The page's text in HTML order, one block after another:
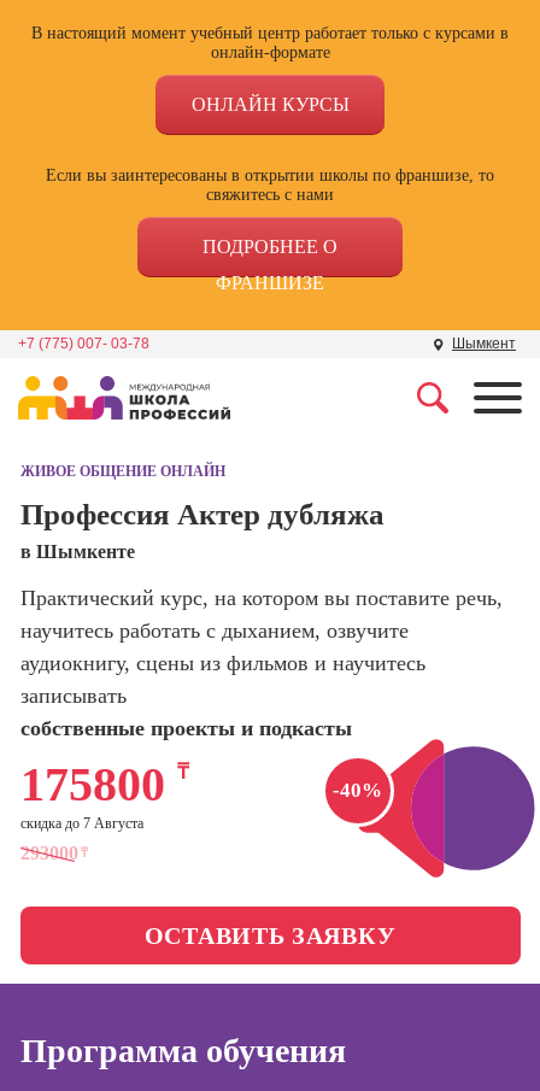
В настоящий момент учебный центр работает только с курсами в
онлайн-формате
ОНЛАЙН КУРСЫ
Если вы заинтересованы в открытии школы по франшизе, то
свяжитесь с нами
ПОДРОБНЕЕ О
ФРАНШИЗЕ
+7 (775) 007- 03-78 Шымкент
Школа дизайна
программирования
Школа психологии
Школа актерского
Школа бизнеса и
управления
Фотошкола
Школа медиа
Онлайн-обучение
продвижение
сайтов)
Профессия
Профессия
Менеджер по
маркетингу в
социальных
сетях (SMM-
менеджер)
Профессия
ЖИВОЕ ОБЩЕНИЕ ОНЛАЙН
Профессия Актер дубляжа
в Шымкенте
Практический курс, на котором вы поставите речь,
научитесь работать с дыханием, озвучите
аудиокнигу, сцены из фильмов и научитесь
записывать
собственные проекты и подкасты
-40%
293000 ₸
175800 ₸
скидка до 7 Августа
ОСТАВИТЬ ЗАЯВКУ
Программа обучения